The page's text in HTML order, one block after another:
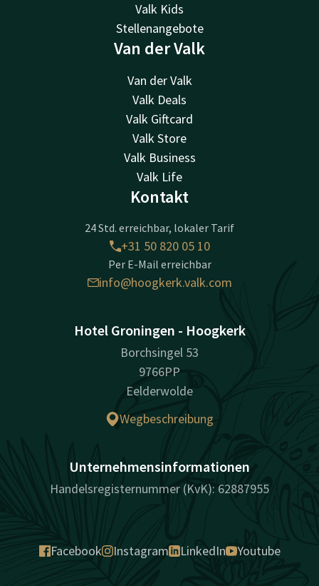
Valk Kids
Stellenangebote
Van der Valk
Van der Valk
Valk Deals
Valk Giftcard
Valk Store
Valk Business
Valk Life
Kontakt
24 Std. erreichbar, lokaler Tarif
+31 50 820 05 10
Per E-Mail erreichbar
info@hoogkerk.valk.com
Hotel Groningen - Hoogkerk
Borchsingel 53
9766PP
Eelderwolde
Wegbeschreibung
Unternehmensinformationen
Handelsregisternummer (KvK): 62887955
Facebook Instagram LinkedIn Youtube